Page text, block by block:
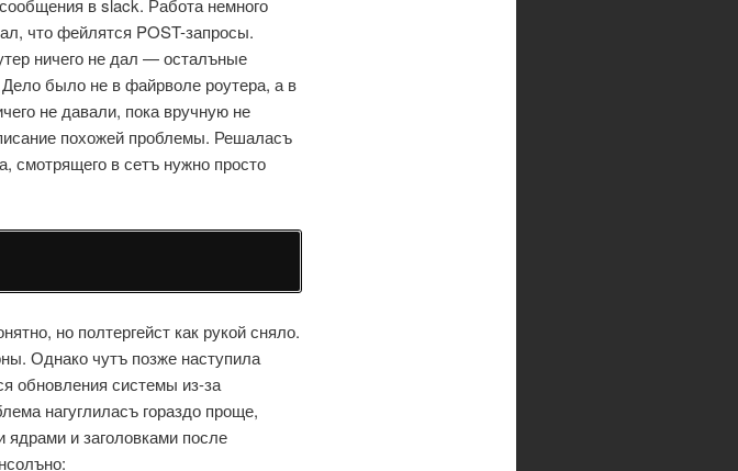
в slack. Работа немного
что фейлятся POST-запросы.
ничего не дал — осталъные
Дело было не в файрволе роутера, а в
не давали, пока вручную не
похожей проблемы. Решаласъ
смотрящего в сетъ нужно просто
но полтергейст как рукой сняло.
Однако чутъ позже наступила
обновления системы из-за
нагуглиласъ гораздо проще,
и заголовками после